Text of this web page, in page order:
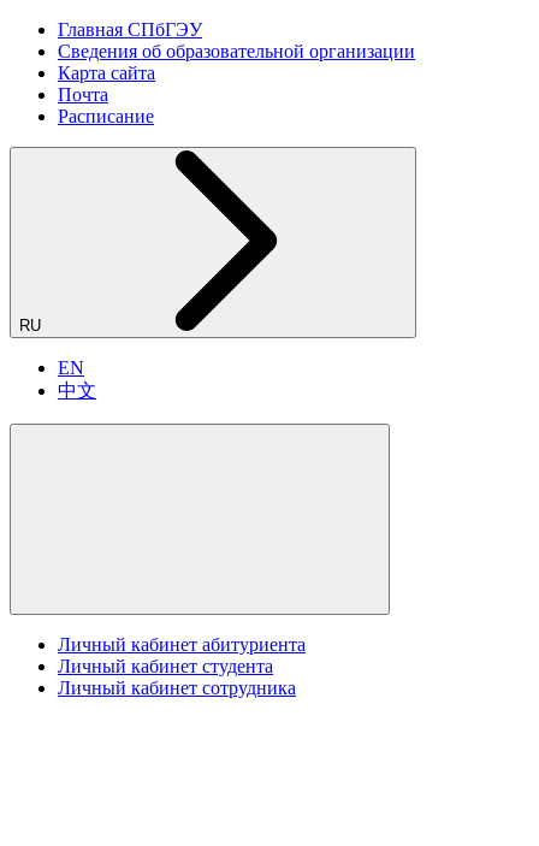
Главная СПбГЭУ
Сведения об образовательной организации
Карта сайта
Почта
Расписание
RU
EN
中文
Личный кабинет абитуриента
Личный кабинет студента
Личный кабинет сотрудника